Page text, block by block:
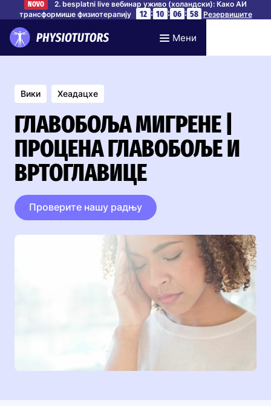
NOVO
2. besplatni live вебинар уживо (холандски): Како АИ
трансформише физиотерапију
12 : 10 : 06 : 58 Резервишите
Мени
Вики Хеадацхе
ГЛАВОБОЉА МИГРЕНЕ |
ПРОЦЕНА ГЛАВОБОЉЕ И
ВРТОГЛАВИЦЕ
Проверите нашу радњу